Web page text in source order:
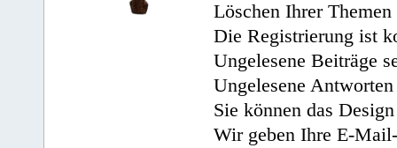
Löschen Ihrer
Die Registrierung ist
Ungelesene Beiträge
Ungelesene
Sie können das
Wir geben Ihre E-